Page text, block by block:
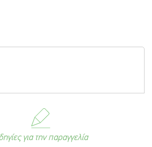
για την παραγγελία